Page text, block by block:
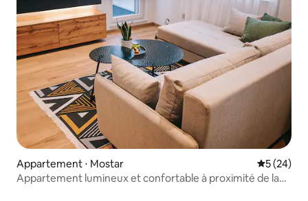
Appartement ⋅ Mostar
5 (24)
Appartement lumineux et confortable à proximité de la